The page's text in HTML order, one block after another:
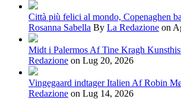
Città più felici al mondo, Copenaghen
Rosanna Sabella By La Redazione on
Midt i Palermos Af Tine Kragh
Redazione on Lug 20, 2026
Vingegaard indtager Italien Af Robin
Redazione on Lug 14, 2026